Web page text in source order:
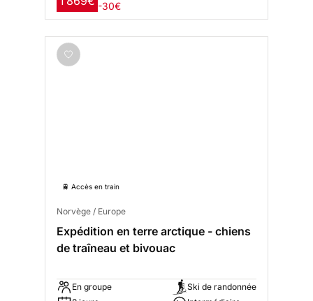
-30€
🚆 Accès en train
Norvège / Europe
Expédition en terre arctique - chiens
de traîneau et bivouac
En groupe
Ski de randonnée